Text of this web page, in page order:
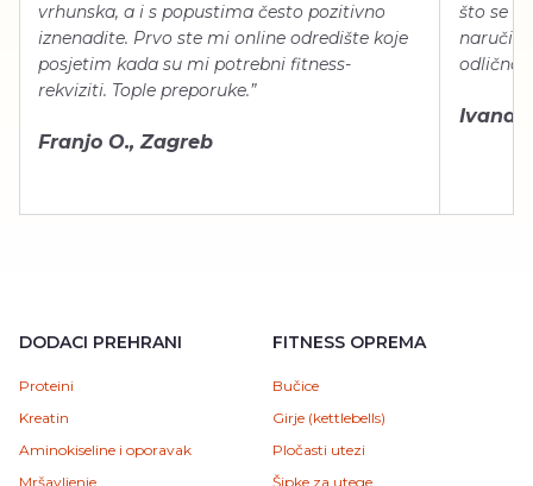
vrhunska, a i s popustima često pozitivno
iznenadite. Prvo ste mi online odredište koje
posjetim kada su mi potrebni fitness-
rekviziti. Tople preporuke.”
Franjo O., Zagreb
što se
naručiti,
odlično
Ivana
DODACI PREHRANI
Proteini
Kreatin
Aminokiseline i oporavak
Mršavljenje
FITNESS OPREMA
Bučice
Girje (kettlebells)
Pločasti utezi
Šipke za utege